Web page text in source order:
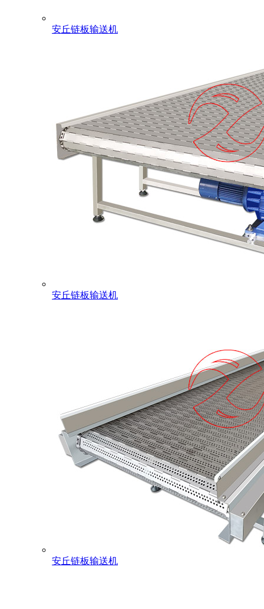
安丘链板输送机
安丘链板输送机
安丘链板输送机